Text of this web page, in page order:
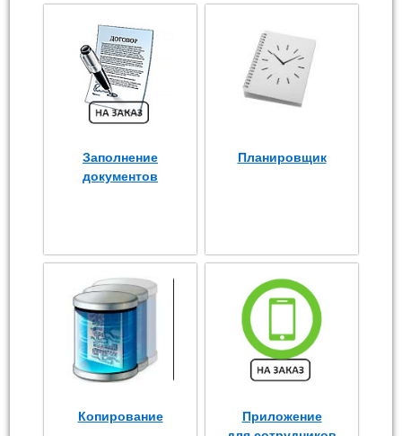
Заполнение
документов
Планировщик
Копирование
Приложение